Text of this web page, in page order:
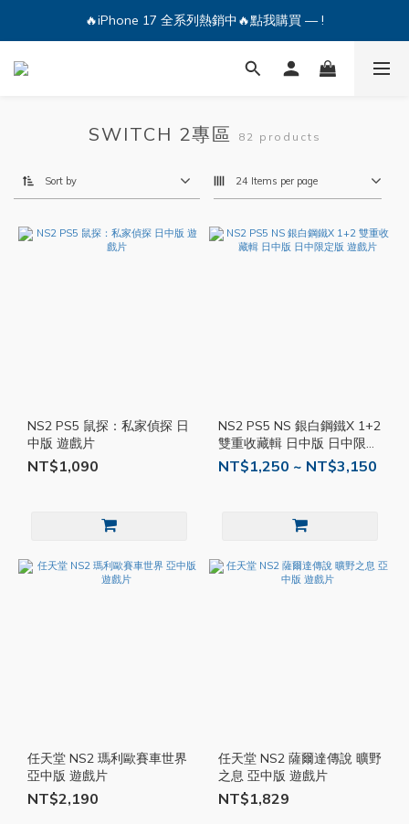
🔥iPhone 17 全系列熱銷中🔥點我購買 — !
🔥iPhone 17 全系列熱銷中🔥點我購買 — !
💕加入Q哥 Line 新好友領優惠券！🎫
SWITCH 2專區 82 products
Sort by 24 Items per page
NS2 PS5 鼠探：私家偵探 日
中版 遊戲片
NT$1,090
NS2 PS5 NS 銀白鋼鐵X 1+2
雙重收藏輯 日中版 日中限定
版 遊戲片
NT$1,250 ~ NT$3,150
任天堂 NS2 瑪利歐賽車世界
亞中版 遊戲片
NT$2,190
任天堂 NS2 薩爾達傳說 曠野
之息 亞中版 遊戲片
NT$1,829